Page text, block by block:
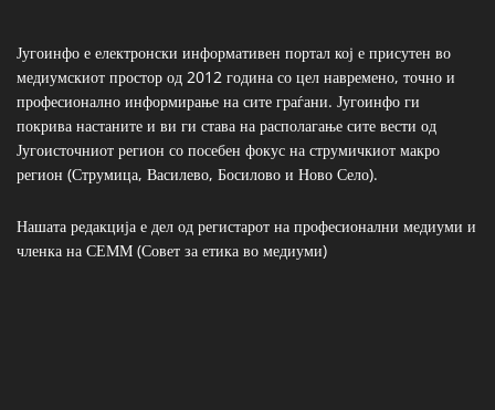
Југоинфо е електронски информативен портал кој е присутен во
медиумскиот простор од 2012 година со цел навремено, точно и
професионално информирање на сите граѓани. Југоинфо ги
покрива настаните и ви ги става на располагање сите вести од
Југоисточниот регион со посебен фокус на струмичкиот макро
регион (Струмица, Василево, Босилово и Ново Село).
Нашата редакција е дел од регистарот на професионални медиуми и
членка на СЕММ (Совет за етика во медиуми)